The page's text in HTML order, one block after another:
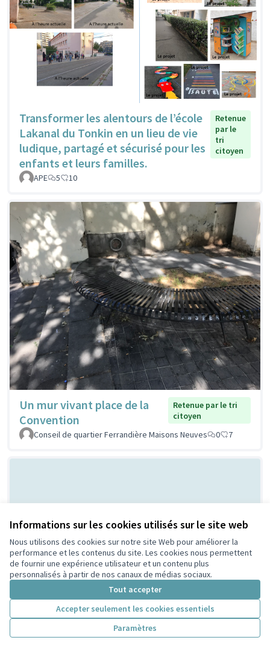
Informations sur les cookies utilisés sur le site web
Nous utilisons des cookies sur notre site Web pour améliorer la
performance et les contenus du site. Les cookies nous permettent
de fournir une expérience utilisateur et un contenu plus
personnalisés à partir de nos canaux de médias sociaux.
Tout accepter
Accepter seulement les cookies essentiels
Paramètres
Transformer les alentours de l’école
Lakanal du Tonkin en un lieu de vie
ludique, partagé et sécurisé pour les
enfants et leurs familles.
Retenue
par le
tri
citoyen
APE 5 10
Un mur vivant place de la
Convention
Retenue par le tri
citoyen
Conseil de quartier Ferrandière Maisons Neuves
0 7
Bal Populaire place Lazare
Goujon
Non retenue par le tri
citoyen